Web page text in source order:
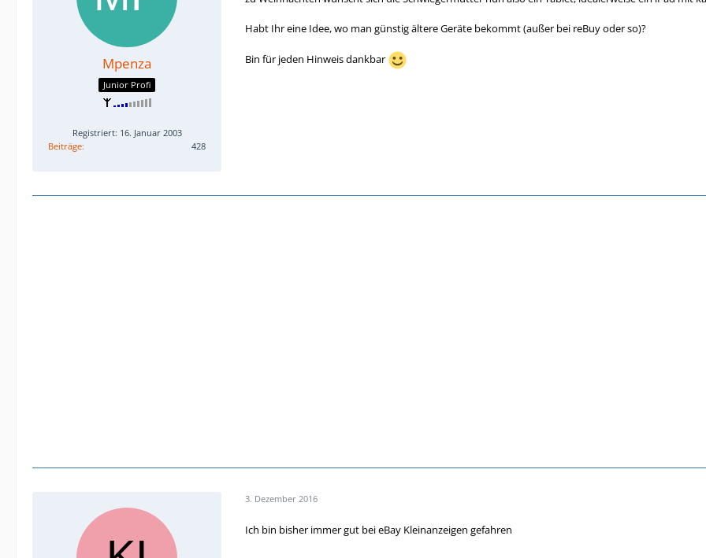
Mpenza
Junior Profi
Registriert: 16. Januar 2003
Beiträge
428
Habt Ihr eine Idee, wo man günstig ältere Geräte bekommt (außer bei reBuy oder so)?
Bin für jeden Hinweis dankbar
3. Dezember 2016
Ich bin bisher immer gut bei eBay Kleinanzeigen gefahren